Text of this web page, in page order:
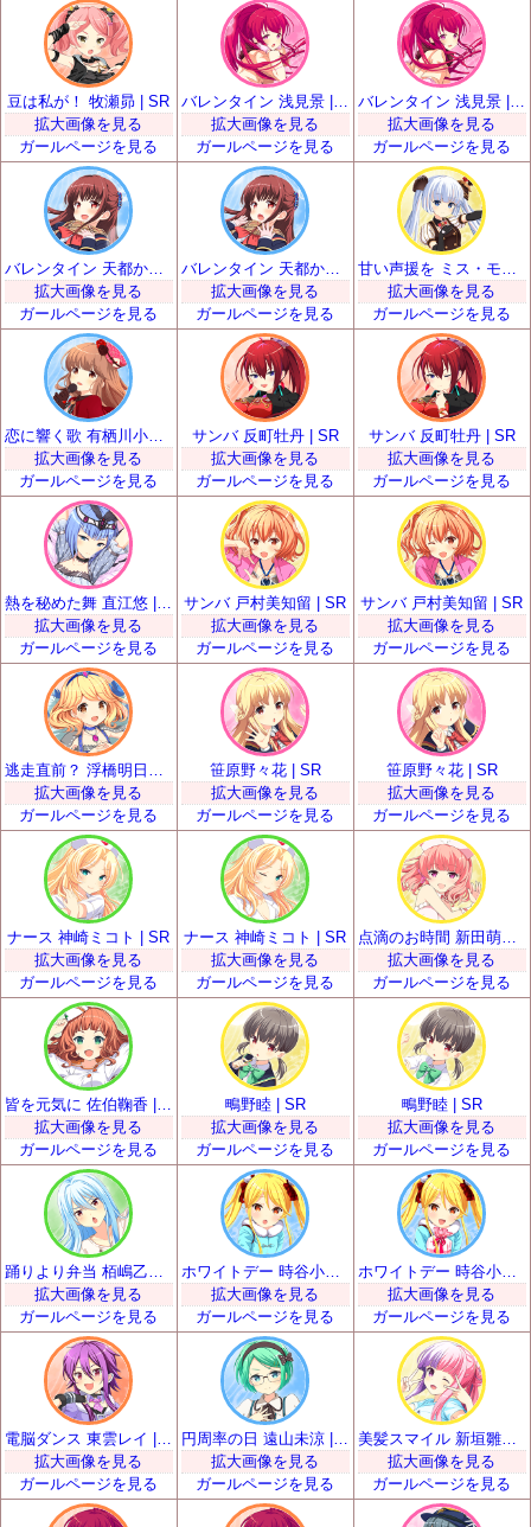
豆は私が！ 牧瀬昴 | SR
拡大画像を見る
ガールページを見る
バレンタイン 浅見景 | SR
拡大画像を見る
ガールページを見る
バレンタイン 浅見景 | SR
拡大画像を見る
ガールページを見る
拡大画像を見る
ガールページを見る
バレンタイン 天都かなた | SR
拡大画像を見る
ガールページを見る
拡大画像を見る
ガールページを見る
拡大画像を見る
ガールページを見る
サンバ 反町牡丹 | SR
拡大画像を見る
ガールページを見る
サンバ 反町牡丹 | SR
拡大画像を見る
ガールページを見る
拡大画像を見る
ガールページを見る
サンバ 戸村美知留 | SR
拡大画像を見る
ガールページを見る
サンバ 戸村美知留 | SR
拡大画像を見る
ガールページを見る
拡大画像を見る
ガールページを見る
笹原野々花 | SR
拡大画像を見る
ガールページを見る
笹原野々花 | SR
拡大画像を見る
ガールページを見る
ナース 神崎ミコト | SR
拡大画像を見る
ガールページを見る
ナース 神崎ミコト | SR
拡大画像を見る
ガールページを見る
点滴のお時間 新田萌果 | SR
拡大画像を見る
ガールページを見る
拡大画像を見る
ガールページを見る
鴫野睦 | SR
拡大画像を見る
ガールページを見る
鴫野睦 | SR
拡大画像を見る
ガールページを見る
拡大画像を見る
ガールページを見る
ホワイトデー 時谷小瑠璃 | SR
拡大画像を見る
ガールページを見る
ホワイトデー 時谷小瑠璃 | SR
拡大画像を見る
ガールページを見る
拡大画像を見る
ガールページを見る
円周率の日 遠山未涼 | SR
拡大画像を見る
ガールページを見る
美髪スマイル 新垣雛菜 | SR
拡大画像を見る
ガールページを見る